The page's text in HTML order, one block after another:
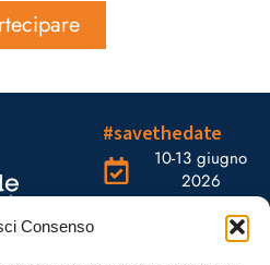
Consenso
#savethedate
10-13 giugno
2026
OGR Torino
Castelfidardo,